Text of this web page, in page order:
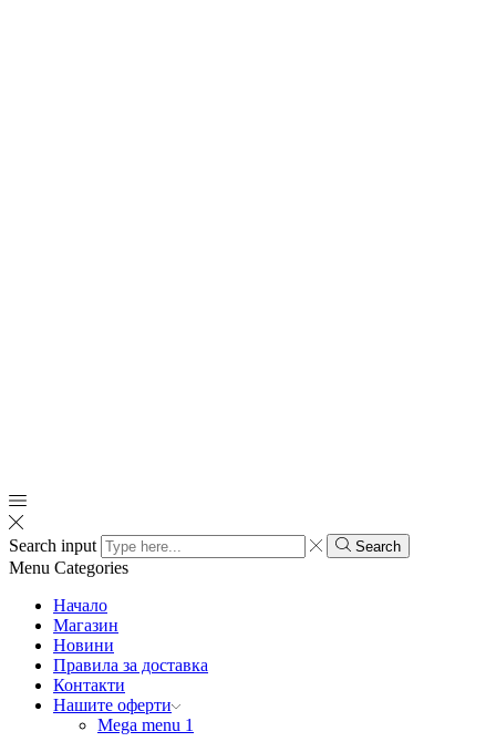
Search input Search
Menu Categories
Начало
Магазин
Новини
Правила за доставка
Контакти
Нашите оферти
Mega menu 1